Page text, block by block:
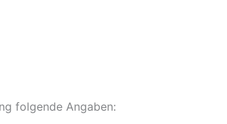
folgende Angaben: